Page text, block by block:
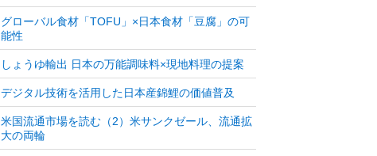
グローバル食材「TOFU」×日本食材「豆腐」の可
能性
しょうゆ輸出 日本の万能調味料×現地料理の提案
デジタル技術を活用した日本産錦鯉の価値普及
米国流通市場を読む（2）米サンクゼール、流通拡
大の両輪